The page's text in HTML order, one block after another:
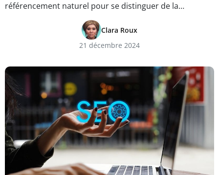
référencement naturel pour se distinguer de la…
Clara Roux
21 décembre 2024